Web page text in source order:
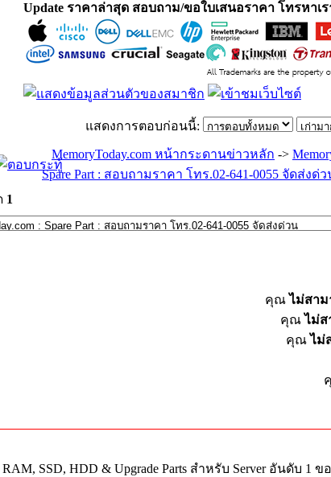
Update ราคาล่าสุด สอบถาม/ขอใบเสนอราคา โทรหาเร
แสดงการตอบก่อนนี้:
MemoryToday.com หน้ากระดานข่าวหลัก ->
Spare Part : สอบถามราคา โทร.02-641-0055 จัดส่งด่ว
1
คุณไม่สาม
คุณไม่ส
คุณไม่
SSD, HDD & Upgrade Parts สำหรับ Server อันดับ 1 ข